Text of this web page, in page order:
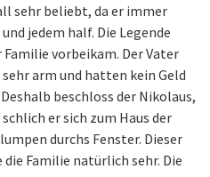
sehr beliebt, da er immer
jedem half. Die Legende
vorbeikam. Der Vater
arm und hatten kein Geld
beschloss der Nikolaus,
er sich zum Haus der
durchs Fenster. Dieser
Familie natürlich sehr. Die